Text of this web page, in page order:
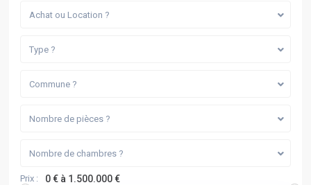
Achat ou Location ?
Type ?
Commune ?
Nombre de pièces ?
Nombre de chambres ?
Prix : 0 € à 1.500.000 €